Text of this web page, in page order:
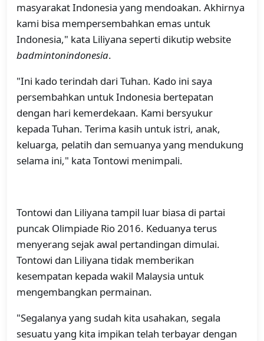
masyarakat Indonesia yang mendoakan. Akhirnya
kami bisa mempersembahkan emas untuk
Indonesia," kata Liliyana seperti dikutip website
badmintonindonesia.
"Ini kado terindah dari Tuhan. Kado ini saya
persembahkan untuk Indonesia bertepatan
dengan hari kemerdekaan. Kami bersyukur
kepada Tuhan. Terima kasih untuk istri, anak,
keluarga, pelatih dan semuanya yang mendukung
selama ini," kata Tontowi menimpali.
Tontowi dan Liliyana tampil luar biasa di partai
puncak Olimpiade Rio 2016. Keduanya terus
menyerang sejak awal pertandingan dimulai.
Tontowi dan Liliyana tidak memberikan
kesempatan kepada wakil Malaysia untuk
mengembangkan permainan.
"Segalanya yang sudah kita usahakan, segala
sesuatu yang kita impikan telah terbayar dengan